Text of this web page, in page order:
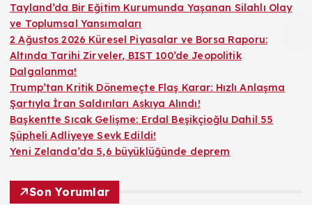
Tayland’da Bir Eğitim Kurumunda Yaşanan Silahlı Olay
ve Toplumsal Yansımaları
2 Ağustos 2026 Küresel Piyasalar ve Borsa Raporu:
Altında Tarihi Zirveler, BIST 100’de Jeopolitik
Dalgalanma!
Trump’tan Kritik Dönemeçte Flaş Karar: Hızlı Anlaşma
Şartıyla İran Saldırıları Askıya Alındı!
Başkentte Sıcak Gelişme: Erdal Beşikçioğlu Dahil 55
Şüpheli Adliyeye Sevk Edildi!
Yeni Zelanda’da 5,6 büyüklüğünde deprem
Son Yorumlar